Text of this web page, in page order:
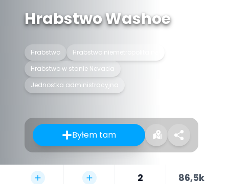
Hrabstwo Washoe
Hrabstwo
Hrabstwo niemetropolitalne
Hrabstwo w stanie Nevada
Jednostka administracyjna
Byłem tam
2 86,5k